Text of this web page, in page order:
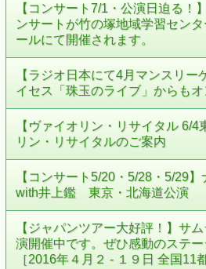
【コンサート7/1・公演日迫る！
ンサートが竹の塚地域学習セン
ールにて開催されます。
【ラジオ日本にて4月マンスリー
イセス「珠玉のライブ」からもオ
【ヴァイオリン・リサイタル 6/
リン・リサイタルのご案内
【コンサート5/20・5/28・5/29
with井上鑑 東京・北海道公演
【ジャパンツアー大好評！】サ
演開催中です。ぜひ感動のステー
［2016年４月２ - １９日 全国11